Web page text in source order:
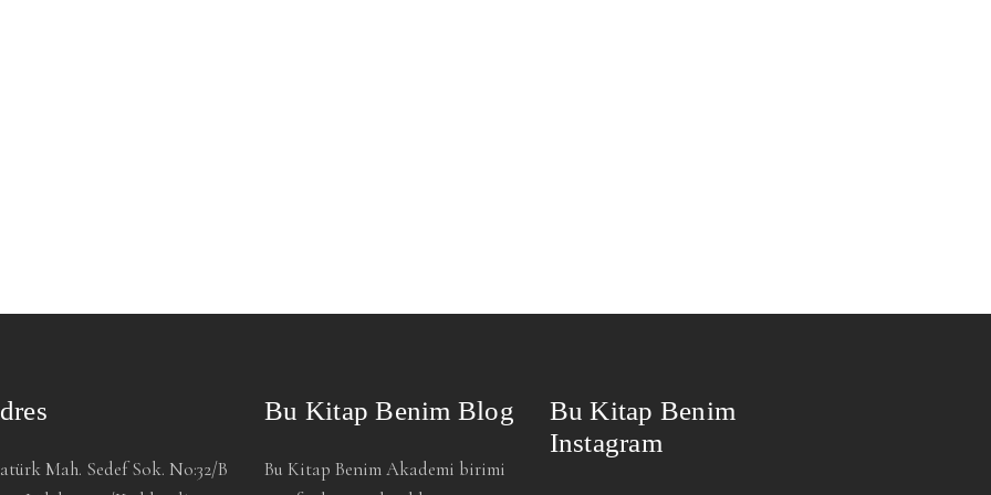
Mah. Sedef Sok. No:32/B
Bu Kitap Benim Blog
Bu Kitap Benim Akademi birimi
Bu Kitap Benim
Instagram